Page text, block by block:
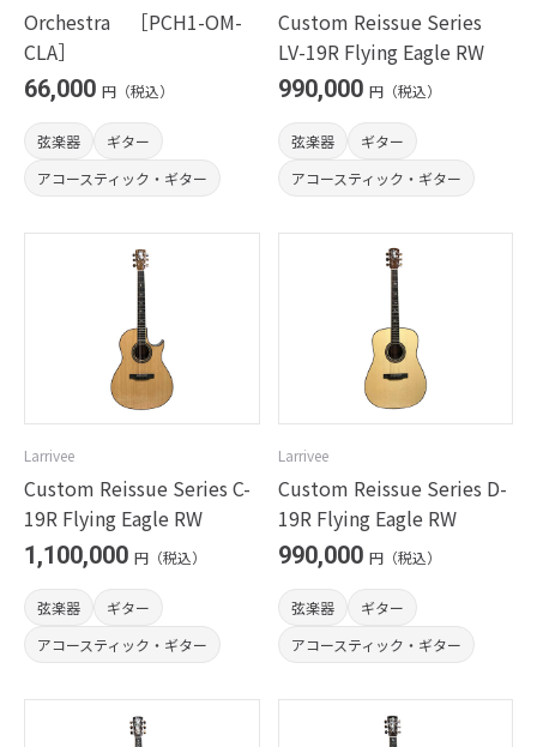
Orchestra ［PCH1-OM-
CLA］
66,000 円（税込）
弦楽器
ギター
アコースティック・ギター
Custom Reissue Series
LV-19R Flying Eagle RW
990,000 円（税込）
弦楽器
ギター
アコースティック・ギター
Larrivee
Custom Reissue Series C-
19R Flying Eagle RW
1,100,000 円（税込）
弦楽器
ギター
アコースティック・ギター
Larrivee
Custom Reissue Series D-
19R Flying Eagle RW
990,000 円（税込）
弦楽器
ギター
アコースティック・ギター